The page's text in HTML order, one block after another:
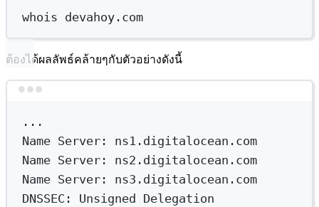
whois devahoy.com
ต้องได้ผลลัพธ์คล้ายๆกับตัวอย่างดังนี้
...
Name Server:
ns1.digitalocean.com
Name Server:
ns2.digitalocean.com
Name Server:
ns3.digitalocean.com
DNSSEC:
Unsigned
Delegation